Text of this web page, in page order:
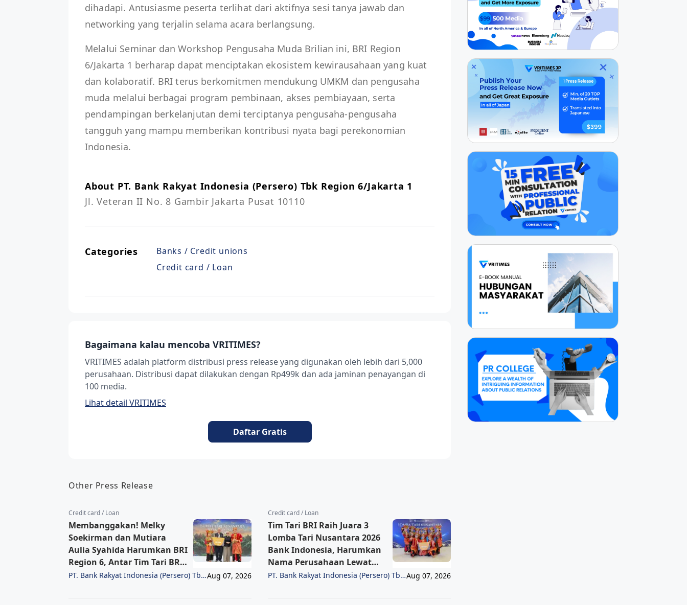
dihadapi. Antusiasme peserta terlihat dari aktifnya sesi tanya jawab dan
networking yang terjalin selama acara berlangsung.
Melalui Seminar dan Workshop Pengusaha Muda Brilian ini, BRI Region
6/Jakarta 1 berharap dapat menciptakan ekosistem kewirausahaan yang kuat
dan kolaboratif. BRI terus berkomitmen mendukung UMKM dan pengusaha
muda melalui berbagai program pembinaan, akses pembiayaan, serta
pendampingan berkelanjutan demi terciptanya pengusaha-pengusaha
tangguh yang mampu memberikan kontribusi nyata bagi perekonomian
Indonesia.
About PT. Bank Rakyat Indonesia (Persero) Tbk Region 6/Jakarta 1
Jl. Veteran II No. 8 Gambir Jakarta Pusat 10110
Categories
Banks / Credit unions
Credit card / Loan
Bagaimana kalau mencoba VRITIMES?
VRITIMES adalah platform distribusi press release yang digunakan oleh lebih dari 5,000
perusahaan. Distribusi dapat dilakukan dengan Rp499k dan ada jaminan penayangan di
100 media.
Lihat detail VRITIMES
Daftar Gratis
Other Press Release
Credit card / Loan
Membanggakan! Melky
Soekirman dan Mutiara
Aulia Syahida Harumkan BRI
Region 6, Antar Tim Tari BRI
Raih Juara 3 Lomba Tari
Indonesia
PT. Bank Rakyat Indonesia (Persero) Tbk Aug 07, 2026
Credit card / Loan
Tim Tari BRI Raih Juara 3
Lomba Tari Nusantara 2026
Bank Indonesia, Harumkan
Nama Perusahaan Lewat
Pelestarian Budaya
PT. Bank Rakyat Indonesia (Persero) Tbk Aug 07, 2026